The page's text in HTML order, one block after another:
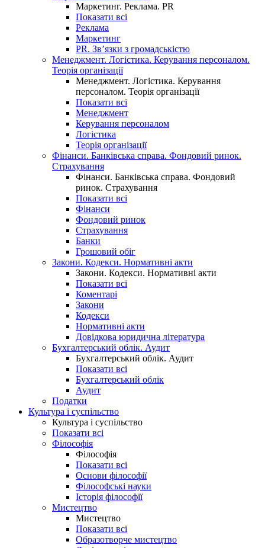
Маркетинг. Реклама. PR
Показати всі
Реклама
Маркетинг
PR. Зв’язки з громадськістю
Менеджмент. Логістика. Керування персоналом.
Теорія організації
Менеджмент. Логістика. Керування
персоналом. Теорія організації
Показати всі
Менеджмент
Керування персоналом
Логістика
Теорія організації
Фінанси. Банківська справа. Фондовий ринок.
Страхування
Фінанси. Банківська справа. Фондовий
ринок. Страхування
Показати всі
Фінанси
Фондовий ринок
Страхування
Банки
Грошовий обіг
Закони. Кодекси. Нормативні акти
Закони. Кодекси. Нормативні акти
Показати всі
Коментарі
Закони
Кодекси
Нормативні акти
Довідкова юридична література
Бухгалтерський облік. Аудит
Бухгалтерський облік. Аудит
Показати всі
Бухгалтерський облік
Аудит
Податки
Культура і суспільство
Культура і суспільство
Показати всі
Філософія
Філософія
Показати всі
Основи філософії
Філософські науки
Історія філософії
Мистецтво
Мистецтво
Показати всі
Образотворче мистецтво